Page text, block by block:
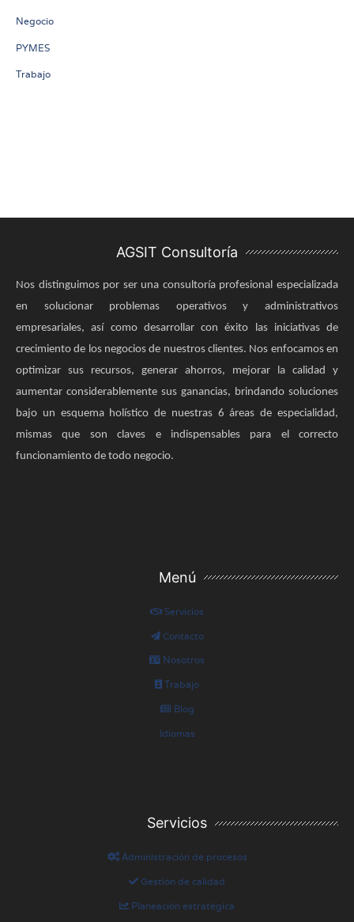
Negocio
PYMES
Trabajo
AGSIT Consultoría
Nos distinguimos por ser una consultoría profesional especializada
en solucionar problemas operativos y administrativos
empresariales, así como desarrollar con éxito las iniciativas de
crecimiento de los negocios de nuestros clientes. Nos enfocamos en
optimizar sus recursos, generar ahorros, mejorar la calidad y
aumentar considerablemente sus ganancias, brindando soluciones
bajo un esquema holístico de nuestras 6 áreas de especialidad,
mismas que son claves e indispensables para el correcto
funcionamiento de todo negocio.
Menú
Servicios
Contacto
Nosotros
Trabajo
Blog
Idiomas
Servicios
Administración de procesos
Gestión de calidad
Planeación estratégica